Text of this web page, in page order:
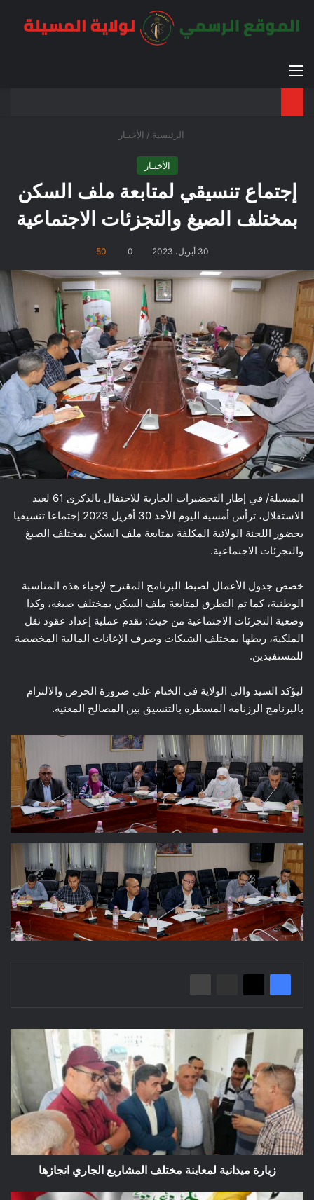
القائمة
الرئيسية / الأخبـار
الأخبـار
إجتماع تنسيقي لمتابعة ملف السكن
بمختلف الصيغ والتجزئات الاجتماعية
30 أبريل، 2023 0
50
المسيلة/ في إطار التحضيرات الجارية للاحتفال بالذكرى 61 لعيد
الاستقلال، ترأس أمسية اليوم الأحد 30 أفريل 2023 إجتماعا تنسيقيا
بحضور اللجنة الولائية المكلفة بمتابعة ملف السكن بمختلف الصيغ
والتجزئات الاجتماعية.
خصص جدول الأعمال لضبط البرنامج المقترح لإحياء هذه المناسبة
الوطنية، كما تم التطرق لمتابعة ملف السكن بمختلف صيغه، وكذا
وضعية التجزئات الاجتماعية من حيث: تقدم عملية إعداد عقود نقل
الملكية، ربطها بمختلف الشبكات وصرف الإعانات المالية المخصصة
للمستفيدين.
ليؤكد السيد والي الولاية في الختام على ضرورة الحرص والالتزام
بالبرنامج الرزنامة المسطرة بالتنسيق بين المصالح المعنية.
ميدانية
لمعاينة
مختلف
المشاريع
الجاري
انجازها
زيارة ميدانية لمعاينة مختلف المشاريع الجاري انجازها